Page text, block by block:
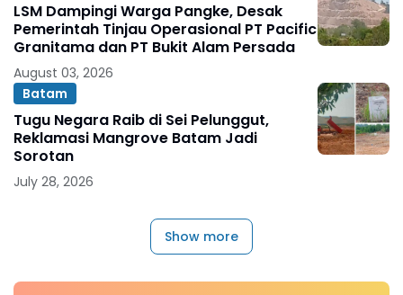
LSM Dampingi Warga Pangke, Desak
Pemerintah Tinjau Operasional PT Pacific
Granitama dan PT Bukit Alam Persada
August 03, 2026
Batam
Tugu Negara Raib di Sei Pelunggut,
Reklamasi Mangrove Batam Jadi
Sorotan
July 28, 2026
Show more